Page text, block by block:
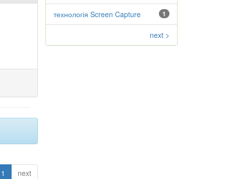
1 next
1
технологія Screen Capture
next >